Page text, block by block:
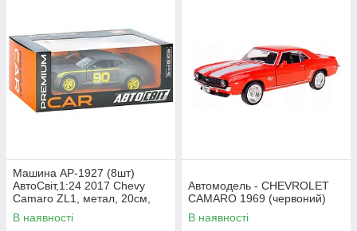
Машина AP-1927 (8шт)
АвтоСвіт,1:24 2017 Chevy
Camaro ZL1, метал, 20см,
відкриваються двері,гумові
колеса, в
В наявності
Автомодель - CHEVROLET
CAMARO 1969 (червоний)
В наявності